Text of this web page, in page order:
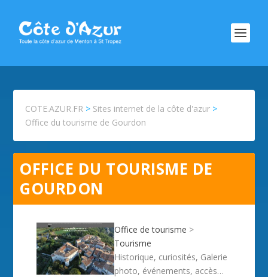
COTE.AZUR.FR > Sites internet de la côte d'azur >
Office du tourisme de Gourdon
OFFICE DU TOURISME DE
GOURDON
Office de tourisme >
Tourisme
Historique, curiosités, Galerie
photo, événements, accès…